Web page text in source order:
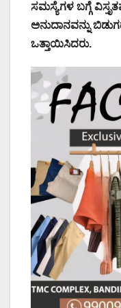
ಸಮಸ್ಯೆಗಳ ಬಗ್ಗೆ
ಅನುದಾನವನ್ನು
ಒತ್ತಾಯಿಸಿದರು.